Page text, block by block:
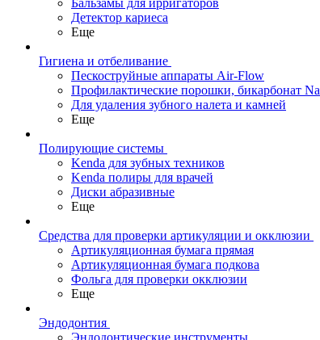
Бальзамы для ирригаторов
Детектор кариеса
Еще
Гигиена и отбеливание
Пескоструйные аппараты Air-Flow
Профилактические порошки, бикарбонат Na
Для удаления зубного налета и камней
Еще
Полирующие системы
Kenda для зубных техников
Kenda полиры для врачей
Диски абразивные
Еще
Средства для проверки артикуляции и окклюзии
Артикуляционная бумага прямая
Артикуляционная бумага подкова
Фольга для проверки окклюзии
Еще
Эндодонтия
Эндодонтические инструменты